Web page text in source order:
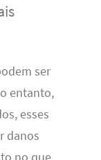
ser
entanto,
esses
danos